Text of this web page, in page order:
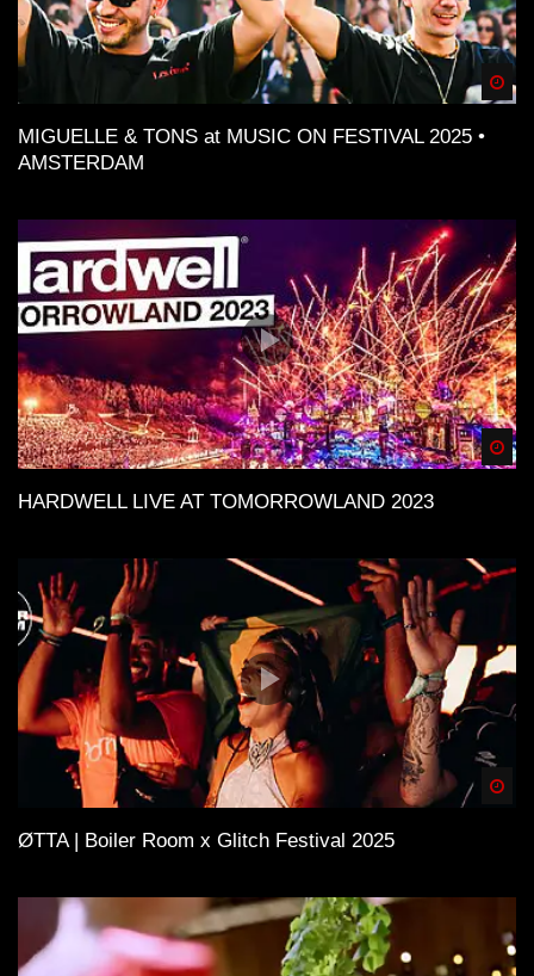
MIGUELLE & TONS at MUSIC ON FESTIVAL 2025 •
AMSTERDAM
HARDWELL LIVE AT TOMORROWLAND 2023
ØTTA | Boiler Room x Glitch Festival 2025